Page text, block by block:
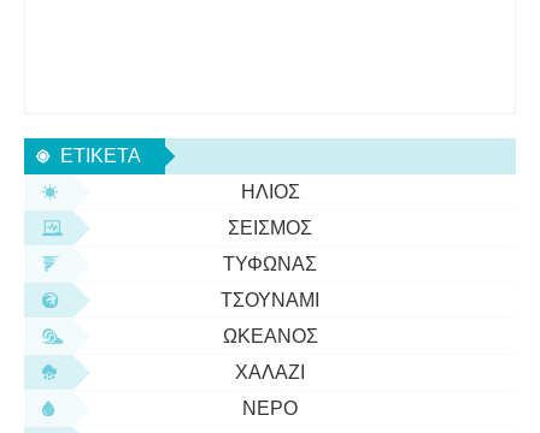
ΕΤΙΚΈΤΑ
ΉΛΙΟΣ
ΣΕΙΣΜΌΣ
ΤΥΦΏΝΑΣ
ΤΣΟΥΝΆΜΙ
ΩΚΕΑΝΌΣ
ΧΑΛΆΖΙ
ΝΕΡΌ